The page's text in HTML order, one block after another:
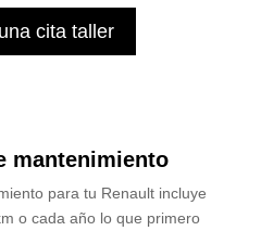
cita taller
mantenimiento
para tu Renault incluye
o cada año lo que primero